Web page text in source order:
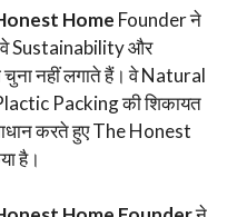
Home Founder ने
वे Sustainability और
नहीं लगाते हैं। वे Natural
Packing की शिकायत
करते हुए The Honest
है।